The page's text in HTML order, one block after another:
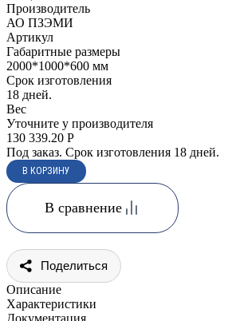
Производитель
АО ПЗЭМИ
Артикул
Габаритные размеры
2000*1000*600 мм
Срок изготовления
18 дней.
Вес
Уточните у производителя
130 339.20 Р
Под заказ. Срок изготовления 18 дней.
В сравнение
Поделиться
Описание
Характеристики
Документация